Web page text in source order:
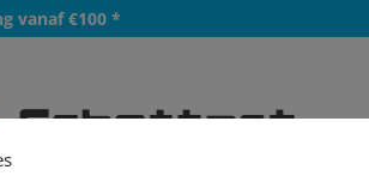
vanaf €100 *